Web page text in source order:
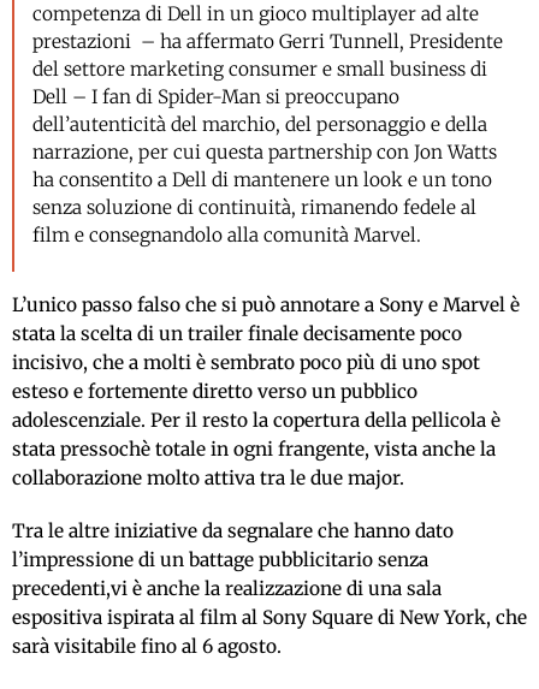
competenza di Dell in un gioco multiplayer ad alte
prestazioni – ha affermato Gerri Tunnell, Presidente
del settore marketing consumer e small business di
Dell – I fan di Spider-Man si preoccupano
dell’autenticità del marchio, del personaggio e della
narrazione, per cui questa partnership con Jon Watts
ha consentito a Dell di mantenere un look e un tono
senza soluzione di continuità, rimanendo fedele al
film e consegnandolo alla comunità Marvel.
L’unico passo falso che si può annotare a Sony e Marvel è
stata la scelta di un trailer finale decisamente poco
incisivo, che a molti è sembrato poco più di uno spot
esteso e fortemente diretto verso un pubblico
adolescenziale. Per il resto la copertura della pellicola è
stata pressochè totale in ogni frangente, vista anche la
collaborazione molto attiva tra le due major.
Tra le altre iniziative da segnalare che hanno dato
l’impressione di un battage pubblicitario senza
precedenti,vi è anche la realizzazione di una sala
espositiva ispirata al film al Sony Square di New York, che
sarà visitabile fino al 6 agosto.